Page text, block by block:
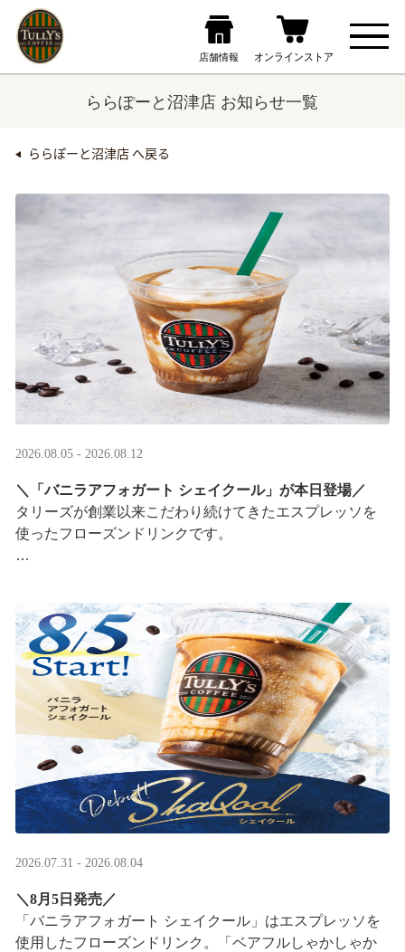
ららぽーと沼津店 お知らせ一覧
ららぽーと沼津店 へ戻る
2026.08.05 - 2026.08.12
＼「バニラアフォガート シェイクール」が本日登場／
タリーズが創業以来こだわり続けてきたエスプレッソを
使ったフローズンドリンクです。
2026.07.31 - 2026.08.04
＼8月5日発売／
「バニラアフォガート シェイクール」はエスプレッソを
使用したフローズンドリンク。「ベアフルしゃかしゃか